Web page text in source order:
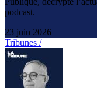
podcast.
23 juin 2026
Tribunes /